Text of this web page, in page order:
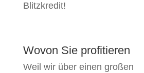
Blitzkredit!
Wovon Sie profitieren
Weil wir über einen großen